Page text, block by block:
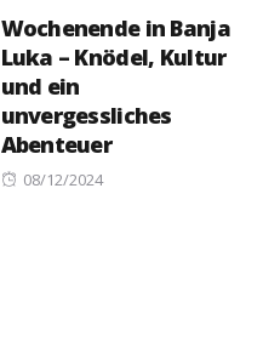
Wochenende in Banja
Luka – Knödel, Kultur
und ein
unvergessliches
Abenteuer
Posted
08/12/2024